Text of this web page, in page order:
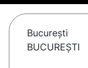
Bucureşti
BUCUREŞTI